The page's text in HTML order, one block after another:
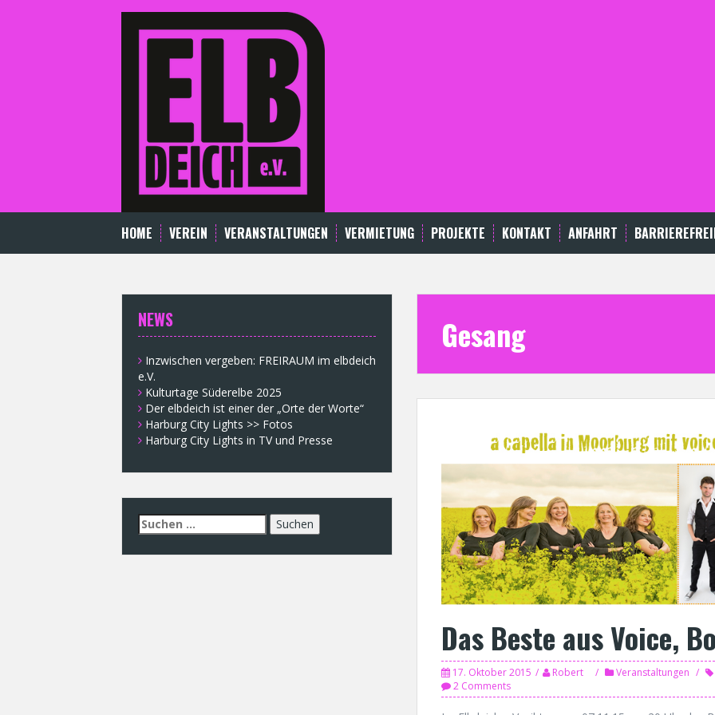
HOME VEREIN VERANSTALTUNGEN VERMIETUNG PROJEKTE KONTAKT ANFAHRT
Gesang
Das Beste aus Voice,
17. Oktober 2015 Robert Veranstaltungen
2 Comments
NEWS
Inzwischen vergeben: FREIRAUM im elbdeich
e.V.
Kulturtage Süderelbe 2025
Der elbdeich ist einer der „Orte der Worte“
Harburg City Lights >> Fotos
Harburg City Lights in TV und Presse
Suchen
nach: